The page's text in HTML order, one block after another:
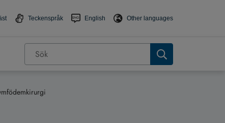
Teckenspråk English Other languages